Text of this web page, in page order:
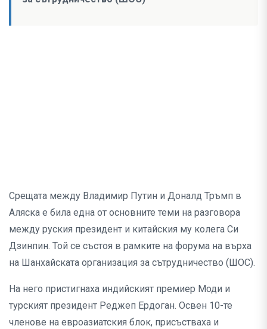
Срещата между Владимир Путин и Доналд Тръмп в
Аляска е била една от основните теми на разговора
между руския президент и китайския му колега Си
Дзинпин. Той се състоя в рамките на форума на върха
на Шанхайската организация за сътрудничество (ШОС).
На него пристигнаха индийският премиер Моди и
турският президент Реджеп Ердоган. Освен 10-те
членове на евроазиатския блок, присъстваха и